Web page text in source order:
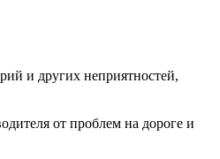
и других неприятностей,
от проблем на дороге и